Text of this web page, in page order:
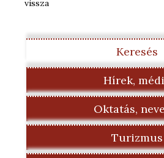
vissza
Keresés
Hírek,
Oktatás,
Turizmus